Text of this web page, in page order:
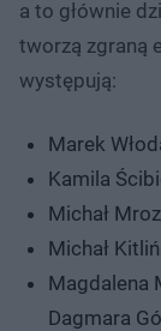
a to głównie
tworzą zgraną
występują:
Marek
Kamila
Michał
Michał
Magdalena
Dagmara